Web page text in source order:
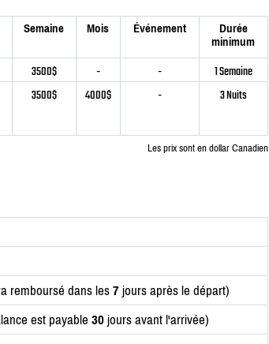
Semaine Mois Événement
Durée
minimum
3500$ - - 1 Semaine
3500$ 4000$ - 3 Nuits
Les prix sont en dollar Canadien
remboursé dans les7jours après le départ)
est payable 30jours avant l'arrivée)